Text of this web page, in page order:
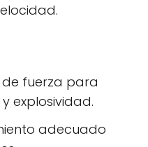
fuerza para
explosividad.
adecuado